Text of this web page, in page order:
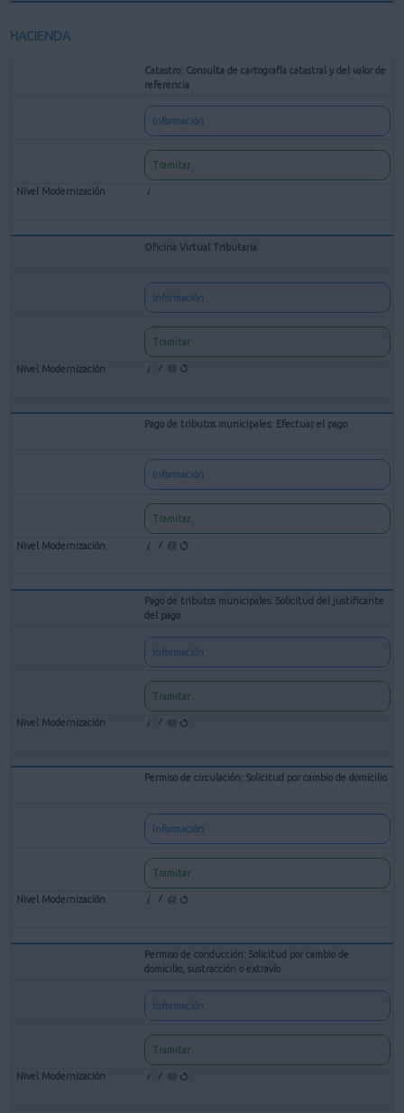
HACIENDA
Catastro: Consulta de cartografía catastral y del valor de
referencia
Información
Tramitar
Oficina Virtual Tributaria
Información
Tramitar
Pago de tributos municipales: Efectuar el pago
Información
Tramitar
Pago de tributos municipales: Solicitud del justificante
del pago
Información
Tramitar
Permiso de circulación: Solicitud por cambio de domicilio
Información
Tramitar
Permiso de conducción: Solicitud por cambio de
domicilio, sustracción o extravío
Información
Tramitar